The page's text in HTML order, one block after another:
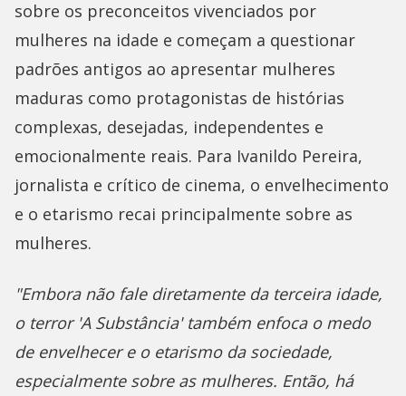
sobre os preconceitos vivenciados por
mulheres na idade e começam a questionar
padrões antigos ao apresentar mulheres
maduras como protagonistas de histórias
complexas, desejadas, independentes e
emocionalmente reais. Para Ivanildo Pereira,
jornalista e crítico de cinema, o envelhecimento
e o etarismo recai principalmente sobre as
mulheres.
"Embora não fale diretamente da terceira idade,
o terror 'A Substância' também enfoca o medo
de envelhecer e o etarismo da sociedade,
especialmente sobre as mulheres. Então, há